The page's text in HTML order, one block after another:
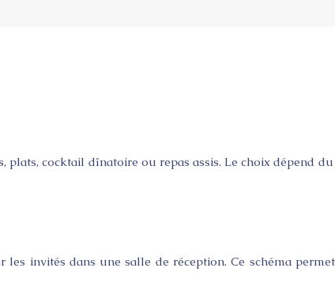
cocktail dînatoire ou repas assis. Le choix dépend
invités dans une salle de réception. Ce schéma